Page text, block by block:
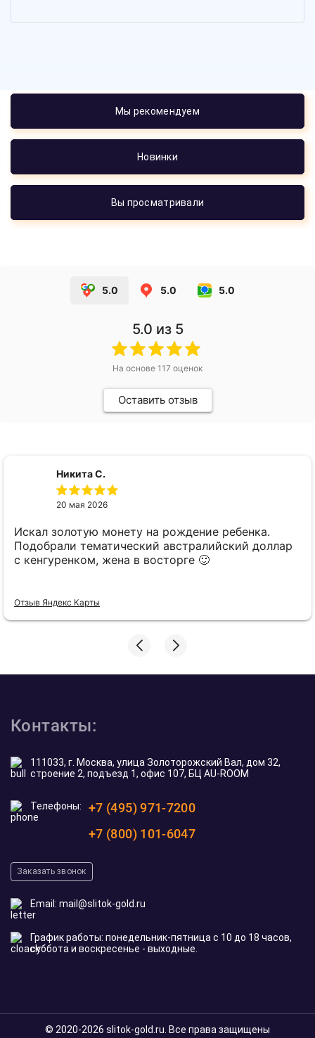
Мы рекомендуем
Новинки
Вы просматривали
5.0 5.0 5.0
5.0 из 5
На основе 117 оценок
Оставить отзыв
Никита С.
20 мая 2026
Искал золотую монету на рождение ребенка.
Подобрали тематический австралийский доллар
с кенгуренком, жена в восторге 🙂
Отзыв Яндекс Карты
Контакты:
111033, г. Москва, улица Золоторожский Вал, дом 32,
строение 2, подъезд 1, офис 107, БЦ AU-ROOM
Телефоны:
+7 (495) 971-7200
+7 (800) 101-6047
Заказать звонок
Email: mail@slitok-gold.ru
График работы: понедельник-пятница с 10 до 18 часов,
суббота и воскресенье - выходные.
© 2020-2026 slitok-gold.ru. Все права защищены